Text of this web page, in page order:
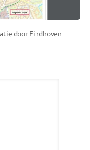
door Eindhoven